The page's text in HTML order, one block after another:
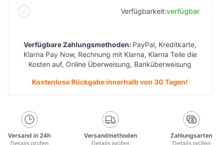
Verfügbarkeit:verfügbar
Verfügbare Zahlungsmethoden: PayPal, Kreditkarte,
Klarna Pay Now, Rechnung mit Klarna, Klarna Teile die
Kosten auf, Online Überweisung, Banküberweisung
Kostenlose Rückgabe innerhalb von 30 Tagen!
Versand in 24h
Details prüfen
Versandmethoden
Details prüfen
Zahlungsarten
Details prüfen